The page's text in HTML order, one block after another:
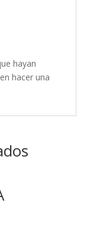
hayan
hacer una